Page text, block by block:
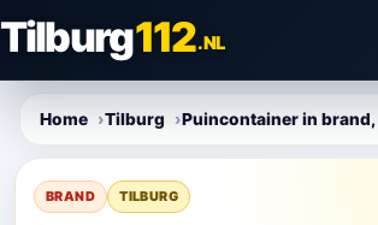
Direct
content
Tilburg112.NL
Home Tilburg Puincontainer in
BRAND TILBURG